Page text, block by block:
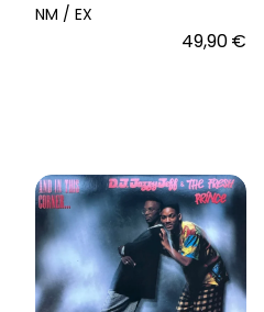
NM / EX
49,90 €